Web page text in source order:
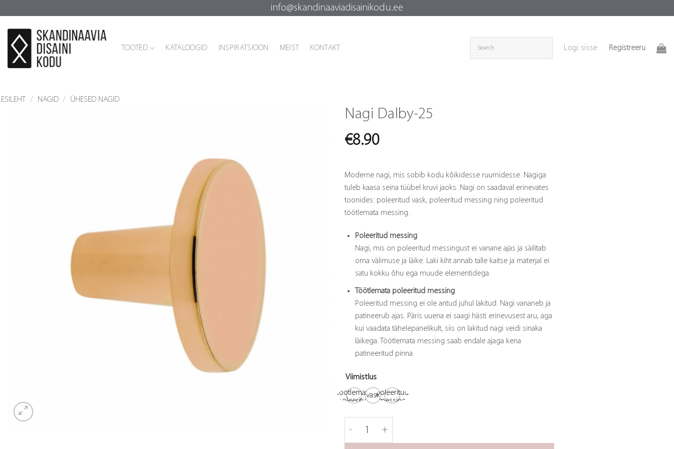
to
content
info@skandinaaviadisainikodu.ee
TOOTED KATALOOGID INSPIRATSIOON MEIST KONTAKT Logi sisse Registreeru
ESILEHT / NAGID / ÜHESED NAGID
Nagi Dalby-25
€8.90
Moderne nagi, mis sobib kodu kõikidesse ruumidesse. Nagiga
tuleb kaasa seina tüübel kruvi jaoks. Nagi on saadaval erinevates
toonides: poleeritud vask, poleeritud messing ning poleeritud
töötlemata messing.
Poleeritud messing
Nagi, mis on poleeritud messingust ei vanane ajas ja säilitab
oma välimuse ja läike. Laki kiht annab talle kaitse ja materjal ei
satu kokku õhu ega muude elementidega.
Töötlemata poleeritud messing
Poleeritud messing ei ole antud juhul lakitud. Nagi vananeb ja
patineerub ajas. Päris uuena ei saagi hästi erinevusest aru, aga
kui vaadata tähelepanelikult, siis on lakitud nagi veidi sinaka
läikega. Töötlemata messing saab endale ajaga kena
patineeritud pinna.
Viimistlus
töötlemata
poleeritud
vaskpoleeritud
messing
Nagi Dalby-25 kogus